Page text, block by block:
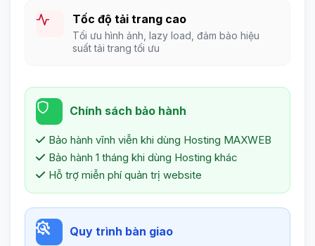
Tốc độ tải trang cao
Tối ưu hình ảnh, lazy load, đảm bảo hiệu
suất tải trang tối ưu
Chính sách bảo hành
Bảo hành vĩnh viễn khi dùng Hosting MAXWEB
Bảo hành 1 tháng khi dùng Hosting khác
Hỗ trợ miễn phí quản trị website
Quy trình bàn giao